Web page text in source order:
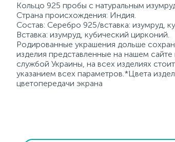
Кольцо 925 пробы с натуральным
Страна происхождения: Индия.
Состав: Серебро 925/вставка: изумруд,
Вставка: изумруд, кубический цирконий.
Родированные украшения дольше
изделия представленные на нашем
службой Украины, на всех изделиях
указанием всех параметров.*Цвета
цветопередачи экрана